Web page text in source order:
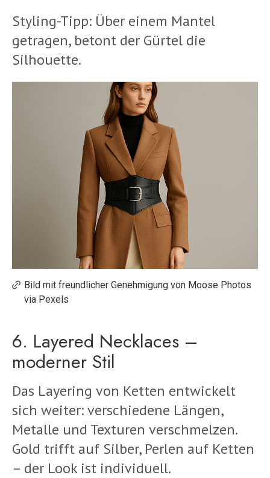
Styling-Tipp: Über einem Mantel
getragen, betont der Gürtel die
Silhouette.
Bild mit freundlicher Genehmigung von Moose Photos
via Pexels
6. Layered Necklaces –
moderner Stil
Das Layering von Ketten entwickelt
sich weiter: verschiedene Längen,
Metalle und Texturen verschmelzen.
Gold trifft auf Silber, Perlen auf Ketten
– der Look ist individuell.